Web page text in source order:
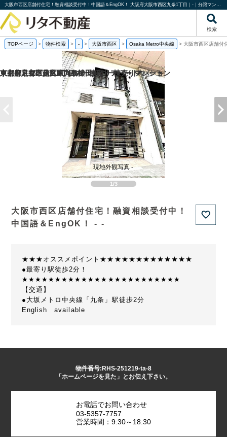
大阪市西区店舗付住宅！融資相談受付中！中国語＆EngOK！ 大阪府大阪市西区九条1丁目｜-｜分譲マンション情報｜株式会社リタ不動産
検索
TOPページ > 物件検索 > - > 大阪市西区 > Osaka Metro中央線 > 大阪市西区店舗付
1/3
現地外観写真 -
大阪市西区店舗付住宅！融資相談受付中！
中国語＆EngOK！ - -
★★★オススメポイント★★★★★★★★★★★★★
●最寄り駅徒歩2分！
★★★★★★★★★★★★★★★★★★★★★★★★
【交通】
●大坂メトロ中央線「九条」駅徒歩2分
English available
物件番号:RHS-251219-ta-8
「ホームページを見た」とお伝え下さい。
お電話でお問い合わせ
03-5357-7757
営業時間：9:30～18:30
京都府京都市伏見区向島津田町の一棟売りマンション
京都府京都市南区東九条松田町の一棟売りアパート
東京都足立区足立2丁目の一棟売りアパート
東京都足立区足立4丁目の一棟売りアパート